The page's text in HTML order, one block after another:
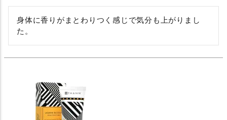
身体に香りがまとわりつく感じで気分も上がりまし
た。